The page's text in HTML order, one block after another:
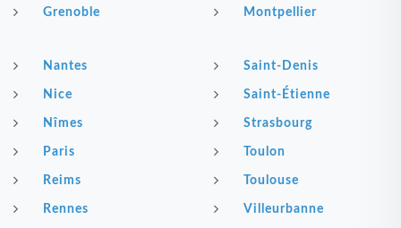
Grenoble Montpellier
Nantes
Nice
Nîmes
Paris
Reims
Rennes
Saint-Denis
Saint-Étienne
Strasbourg
Toulon
Toulouse
Villeurbanne